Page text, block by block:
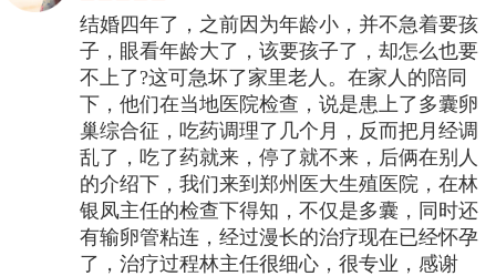
结婚四年了，之前因为年龄小，并不急着要孩
子，眼看年龄大了，该要孩子了，却怎么也要
不上了?这可急坏了家里老人。在家人的陪同
下，他们在当地医院检查，说是患上了多囊卵
巢综合征，吃药调理了几个月，反而把月经调
乱了，吃了药就来，停了就不来，后俩在别人
的介绍下，我们来到郑州医大生殖医院，在林
银凤主任的检查下得知，不仅是多囊，同时还
有输卵管粘连，经过漫长的治疗现在已经怀孕
了，治疗过程林主任很细心，很专业，感谢